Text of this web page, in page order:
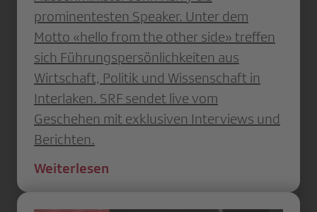
prominentesten Speaker. Unter dem
Motto «hello from the other side» treffen
sich Führungspersönlichkeiten aus
Wirtschaft, Politik und Wissenschaft in
Interlaken. SRF sendet live vom
Geschehen mit exklusiven Interviews und
Berichten.
Weiterlesen